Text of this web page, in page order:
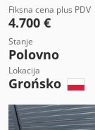
Fiksna cena plus PDV
4.700 €
Stanje
Polovno
Lokacija
Grońsko